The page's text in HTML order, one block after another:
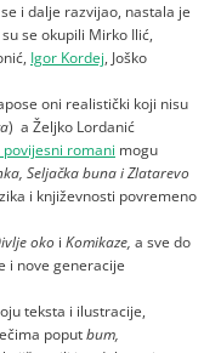
i dalje razvijao, nastala je
se okupili Mirko Ilić,
Igor Kordej, Joško
oni realistički koji nisu
) a Željko Lordanić
romani mogu
Seljačka buna i Zlatarevo
i književnosti povremeno
oko i Komikaze, a sve do
i nove generacije
teksta i ilustracije,
poputbum,